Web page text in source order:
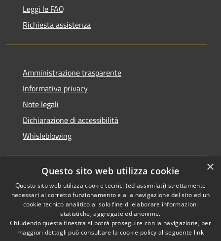
Leggi le FAQ
Richiesta assistenza
Amministrazione trasparente
Informativa privacy
Note legali
Dichiarazione di accessibilità
Whisleblowing
RSS
Accessibilità
Privacy
Cookie
Mappa del sito
Copyright © 2026 • Comune di
Foggia • Powered by
Municipium•Accesso
redazione
×
Questo sito web utilizza cookie
Questo sito web utilizza cookie tecnici (ed assimilati) strettamente
necessari al corretto funzionamento e alla navigazione del sito ed un
cookie tecnico analitico al solo fine di elaborare informazioni
statistiche, aggregate ed anonime.
Chiudendo questa finestra si potrà proseguire con la navigazione, per
maggiori dettagli può consultare la cookie policy al seguente link